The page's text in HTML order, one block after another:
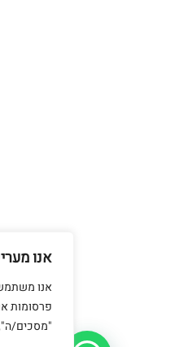
אנו מעריכים את
אנו משתמשים
פרסומות או תוכן
"מסכים/ה", את/ה